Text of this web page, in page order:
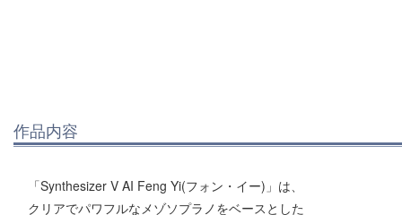
作品内容
「Synthesizer V AI Feng Yi(フォン・イー)」は、
クリアでパワフルなメゾソプラノをベースとした